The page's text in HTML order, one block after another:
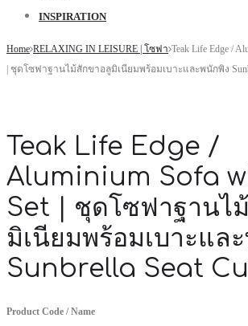
INSPIRATION
Home RELAXING IN LEISURE | โซฟา Teak Life Edge /
| ชุดโซฟาฐานไม้สักขาอลูมิเนียมพร้อมเบาะและพนักพิง
Teak Life Edge /
Aluminium Sofa
Set | ชุดโซฟาฐานไ
มิเนียมพร้อมเบาะแล
Sunbrella Seat
Product Code / Name